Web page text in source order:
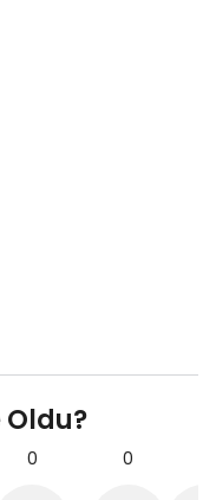
Oldu?
0 0